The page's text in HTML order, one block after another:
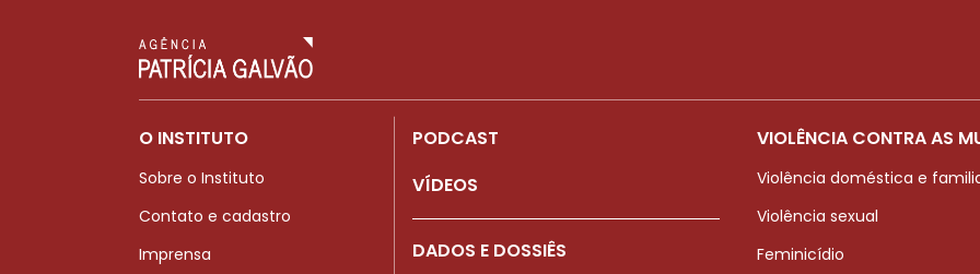
O INSTITUTO
Sobre o Instituto
Contato e cadastro
Imprensa
PODCAST
VÍDEOS
DADOS E DOSSIÊS
VIOLÊNCIA CONTRA AS
Violência doméstica e
Violência sexual
Feminicídio